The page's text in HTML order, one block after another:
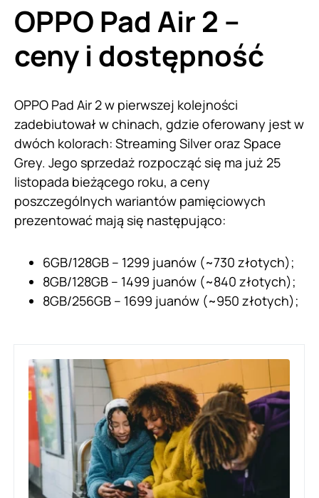
OPPO Pad Air 2 –
ceny i dostępność
OPPO Pad Air 2 w pierwszej kolejności
zadebiutował w chinach, gdzie oferowany jest w
dwóch kolorach: Streaming Silver oraz Space
Grey. Jego sprzedaż rozpocząć się ma już 25
listopada bieżącego roku, a ceny
poszczególnych wariantów pamięciowych
prezentować mają się następująco:
6GB/128GB – 1299 juanów (~730 złotych);
8GB/128GB – 1499 juanów (~840 złotych);
8GB/256GB – 1699 juanów (~950 złotych);